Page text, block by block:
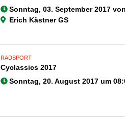
Sonntag, 03. September 2017
Erich Kästner GS
RADSPORT
Cyclassics 2017
Sonntag, 20. August 2017 um